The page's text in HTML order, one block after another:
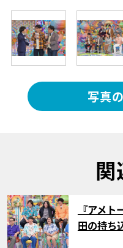
写真
関
サムネイル
『アメ
田の持ち